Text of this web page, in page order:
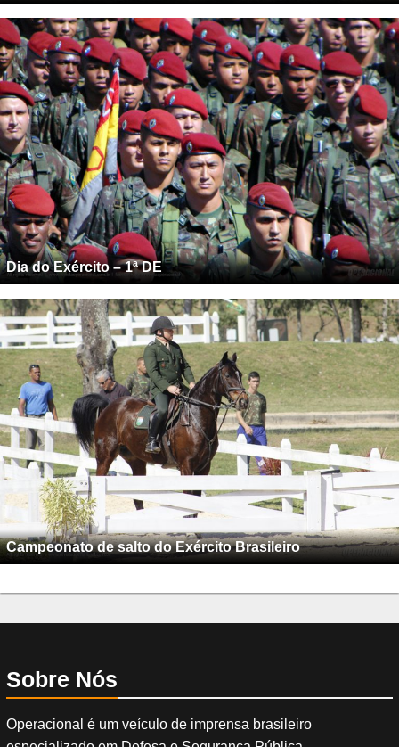
Dia do Exército – 1ª DE
Campeonato de salto do Exército Brasileiro
Sobre Nós
Operacional é um veículo de imprensa brasileiro